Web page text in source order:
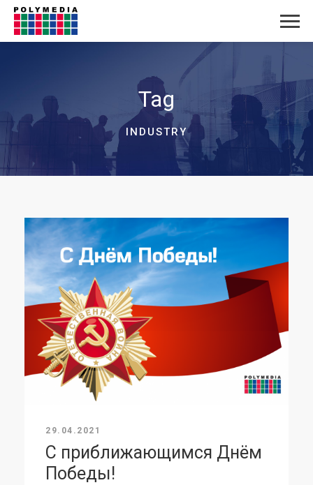
Tag
INDUSTRY
29.04.2021
С приближающимся Днём
Победы!